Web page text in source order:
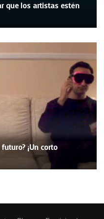
que los artistas estén
¡Un corto